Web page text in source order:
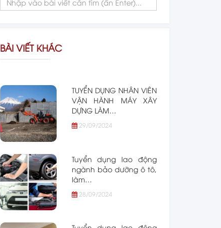
BÀI VIẾT KHÁC
TUYỂN DỤNG NHÂN VIÊN
VẬN HÀNH MÁY XÂY
DỰNG LÀM…
29/09/2024
Tuyển dụng lao động
ngành bảo dưỡng ô tô,
làm…
28/09/2024